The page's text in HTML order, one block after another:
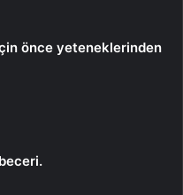
önce yeteneklerinden